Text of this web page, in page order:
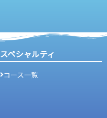
スペシャルティ
コース一覧